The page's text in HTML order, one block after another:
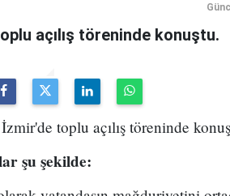
açılış töreninde konuştu.
toplu açılış töreninde
şu şekilde: